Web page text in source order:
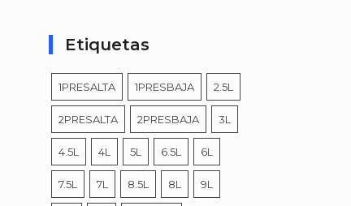
Etiquetas
1PRESALTA 1PRESBAJA 2.5L
2PRESALTA 2PRESBAJA 3L
4.5L 4L 5L 6.5L 6L
7.5L 7L 8.5L 8L 9L